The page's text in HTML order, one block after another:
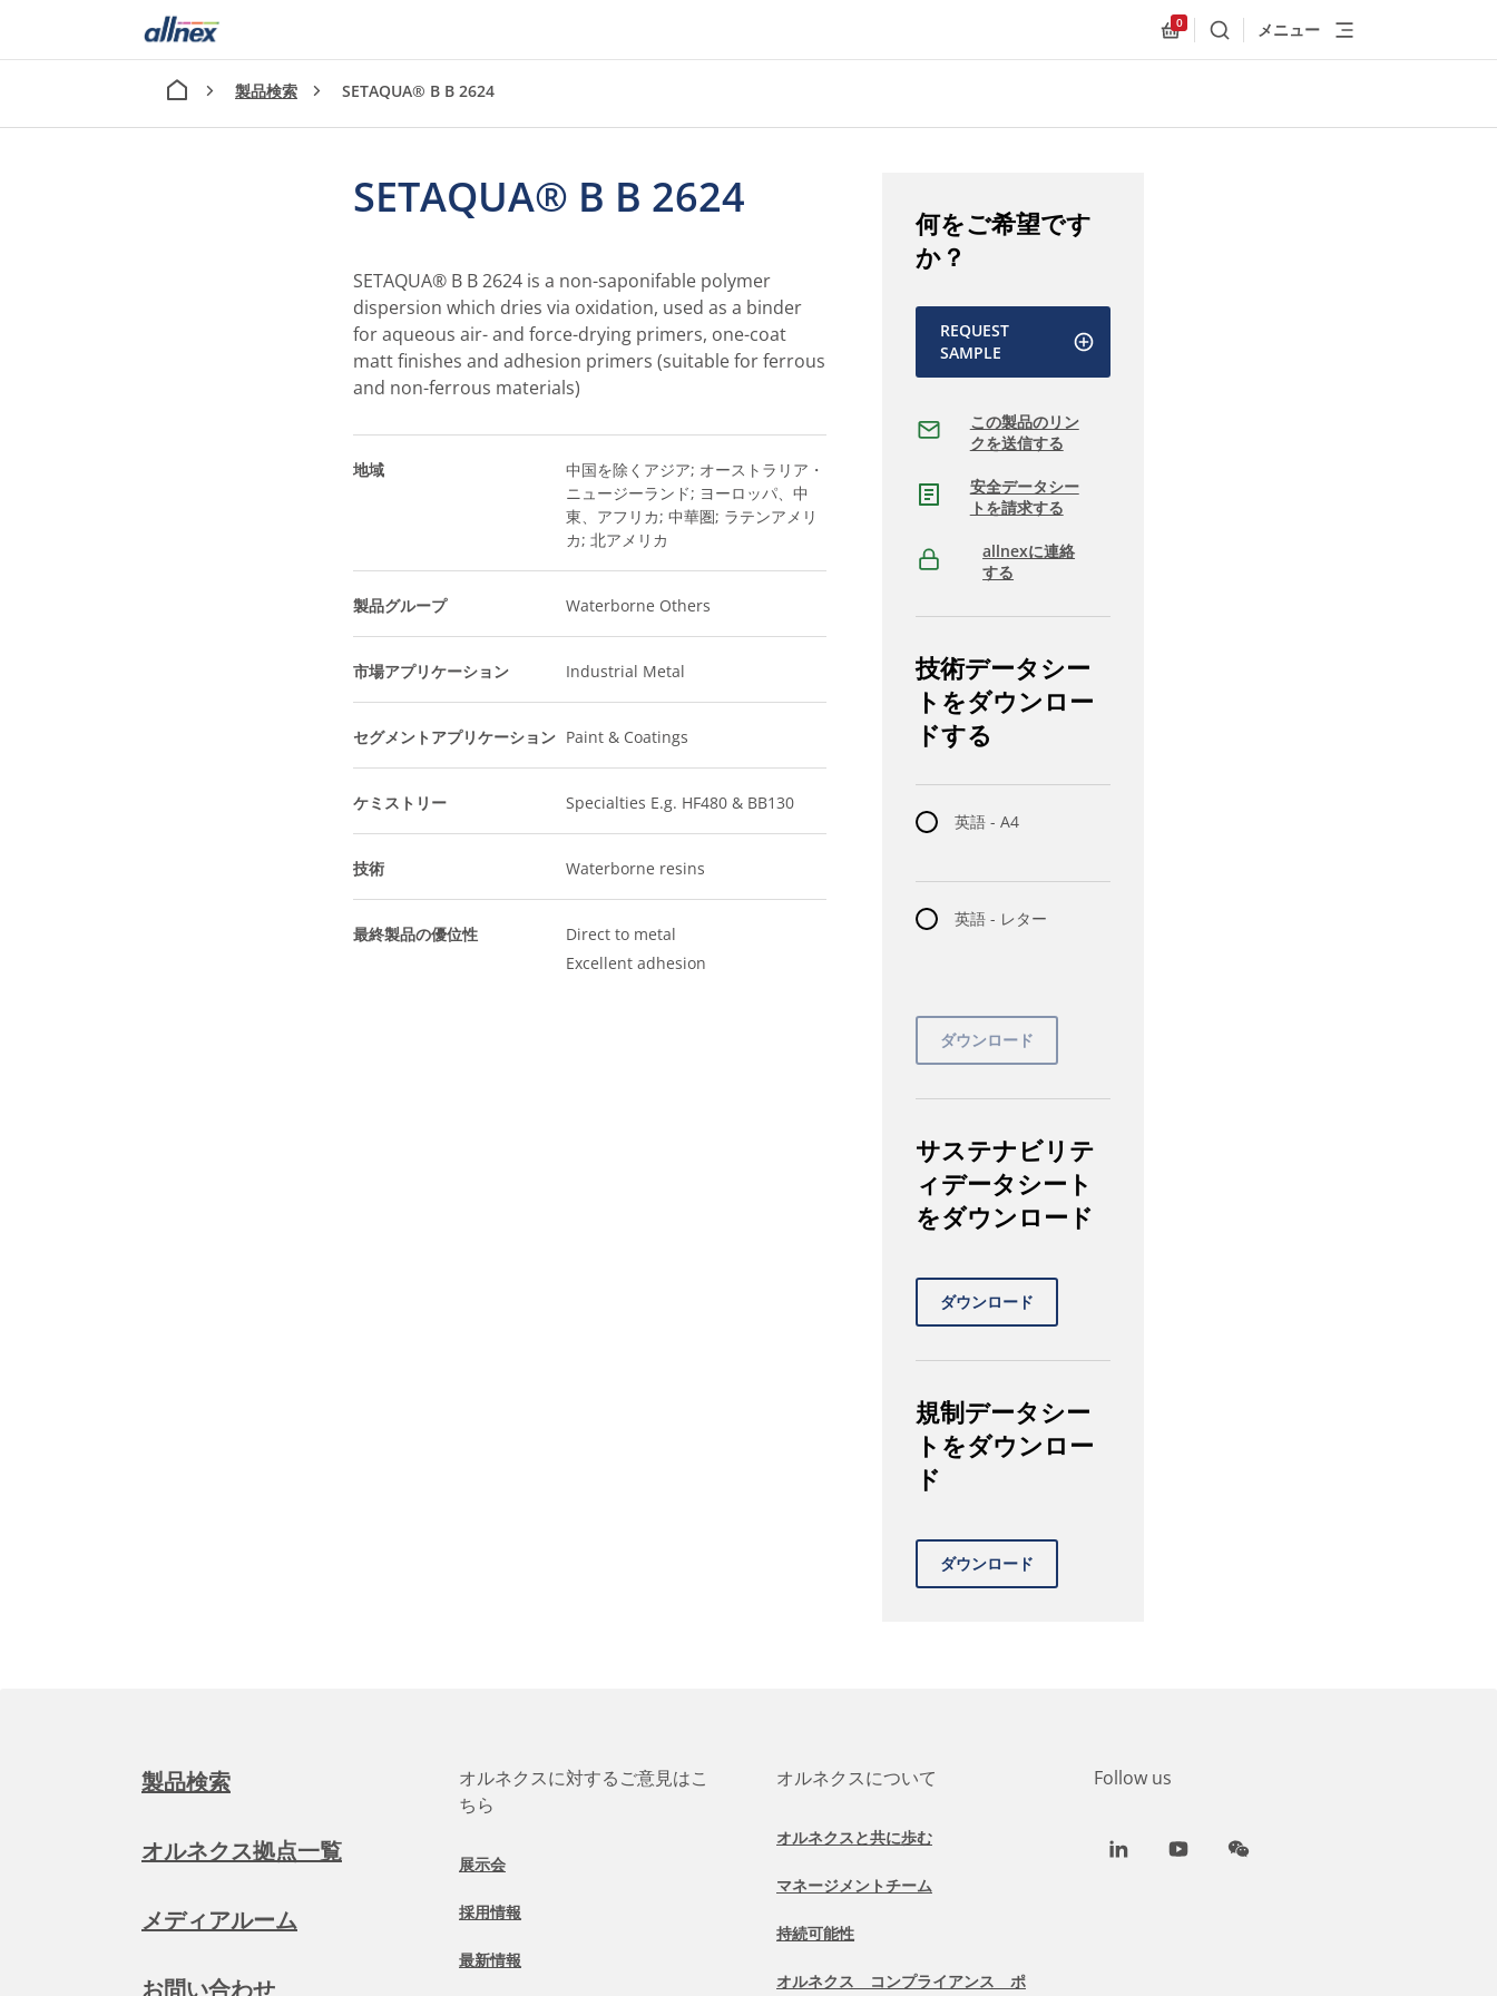
Allnex.GeneralResources.Cart
0
検索 メニュー
製品検索 SETAQUA® B B 2624
SETAQUA® B B 2624
SETAQUA® B B 2624 is a non-saponifable polymer
dispersion which dries via oxidation, used as a binder
for aqueous air- and force-drying primers, one-coat
matt finishes and adhesion primers (suitable for ferrous
and non-ferrous materials)
地域
中国を除くアジア; オーストラリア・
ニュージーランド; ヨーロッパ、中
東、アフリカ; 中華圏; ラテンアメリ
カ; 北アメリカ
製品グループ Waterborne Others
市場アプリケーション Industrial Metal
セグメントアプリケーション Paint & Coatings
ケミストリー Specialties E.g. HF480 & BB130
技術 Waterborne resins
最終製品の優位性
Direct to metal
Excellent adhesion
何をご希望です
か？
REQUEST
SAMPLE
この製品のリン
クを送信する
安全データシー
トを請求する
allnexに連絡
する
技術データシー
トをダウンロー
ドする
英語 - A4
英語 - レター
サステナビリテ
ィデータシート
をダウンロード
規制データシー
トをダウンロー
ド
製品検索
オルネクス拠点一覧
メディアルーム
お問い合わせ
オルネクスに対するご意見はこ
ちら
展示会
採用情報
最新情報
オルネクスについて
オルネクスと共に歩む
マネージメントチーム
持続可能性
オルネクス コンプライアンス ポ
Follow us
LinkedInYoutubeWeChat